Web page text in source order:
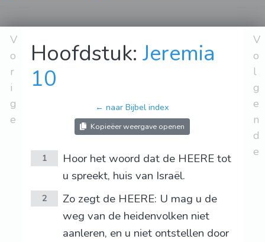
V
o
r
i
g
e
Hoofdstuk:Jeremia
10
← naar Bijbel index
Kopieëer weergave openen
1
Hoor het woord dat de HEERE tot
u spreekt, huis van Israël.
2
Zo zegt de HEERE: U mag u de
weg van de heidenvolken niet
aanleren, en u niet ontstellen door
V
o
l
g
e
n
d
e